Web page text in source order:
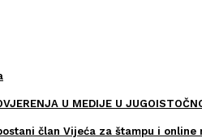
U MEDIJE U
član Vijeća za štampu i online